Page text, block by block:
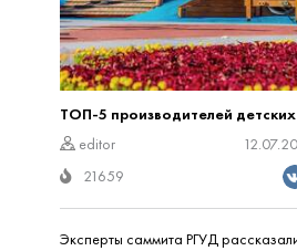
ТОП-5 производителей
editor
21659
Эксперты саммита РГУД